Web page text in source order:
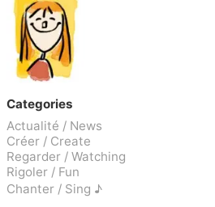
Categories
Actualité / News
Créer / Create
Regarder / Watching
Rigoler / Fun
Chanter / Sing ♪